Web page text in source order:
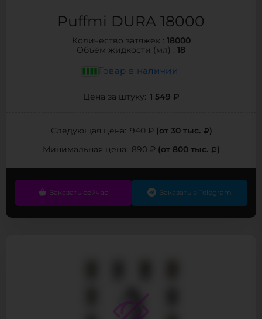
Puffmi DURA 18000
Количество затяжек : 18000
Объём жидкости (мл) : 18
Товар в наличии
Цена за штуку: 1 549 ₽
Следующая цена: 940 ₽ (от 30 тыс. )
Минимальная цена: 890 ₽ (от 800 тыс. )
Заказать сейчас Заказать в Telegram